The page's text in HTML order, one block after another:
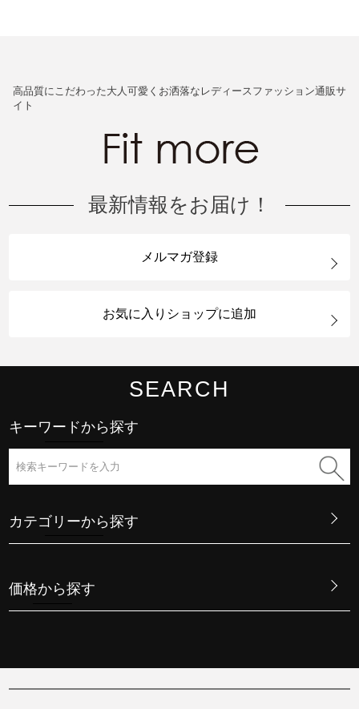
高品質にこだわった大人可愛くお洒落なレディースファッション通販サ
イト
最新情報をお届け！
メルマガ登録
お気に入りショップに追加
SEARCH
キーワードから探す
カテゴリーから探す
価格から探す